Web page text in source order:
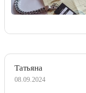
Татьяна
08.09.2024